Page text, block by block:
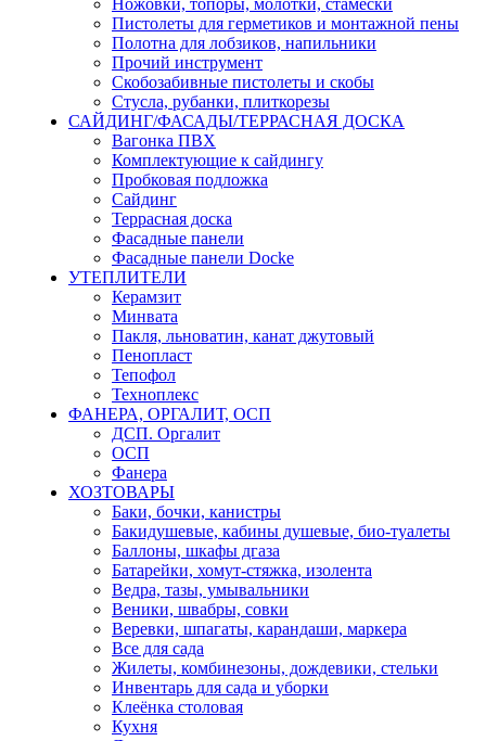
Ножовки, топоры, молотки, стамески
Пистолеты для герметиков и монтажной пены
Полотна для лобзиков, напильники
Прочий инструмент
Скобозабивные пистолеты и скобы
Стусла, рубанки, плиткорезы
САЙДИНГ/ФАСАДЫ/ТЕРРАСНАЯ ДОСКА
Вагонка ПВХ
Комплектующие к сайдингу
Пробковая подложка
Сайдинг
Террасная доска
Фасадные панели
Фасадные панели Docke
УТЕПЛИТЕЛИ
Керамзит
Минвата
Пакля, льноватин, канат джутовый
Пенопласт
Тепофол
Техноплекс
ФАНЕРА, ОРГАЛИТ, ОСП
ДСП. Оргалит
ОСП
Фанера
ХОЗТОВАРЫ
Баки, бочки, канистры
Бакидушевые, кабины душевые, био-туалеты
Баллоны, шкафы дгаза
Батарейки, хомут-стяжка, изолента
Ведра, тазы, умывальники
Веники, швабры, совки
Веревки, шпагаты, карандаши, маркера
Все для сада
Жилеты, комбинезоны, дождевики, стельки
Инвентарь для сада и уборки
Клеёнка столовая
Кухня